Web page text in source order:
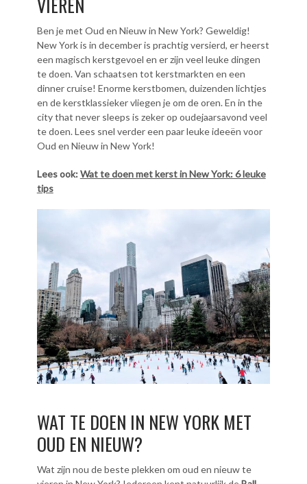
Ben je met Oud en Nieuw in New York? Geweldig!
New York is in december is prachtig versierd, er heerst
een magisch kerstgevoel en er zijn veel leuke dingen
te doen. Van schaatsen tot kerstmarkten en een
dinner cruise! Enorme kerstbomen, duizenden lichtjes
en de kerstklassieker vliegen je om de oren. En in the
city that never sleeps is zeker op oudejaarsavond veel
te doen. Lees snel verder een paar leuke ideeën voor
Oud en Nieuw in New York!
Lees ook:Wat te doen met kerst in New York: 6 leuke
tips
WAT TE DOEN IN NEW YORK MET
OUD EN NIEUW?
Wat zijn nou de beste plekken om oud en nieuw te